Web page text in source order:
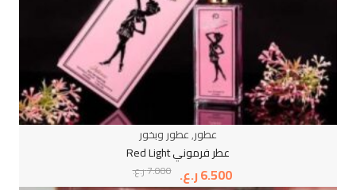
عطور,عطور وبخور
عطر فرموني Red Light
7.000ر.ع. 6.500ر.ع.